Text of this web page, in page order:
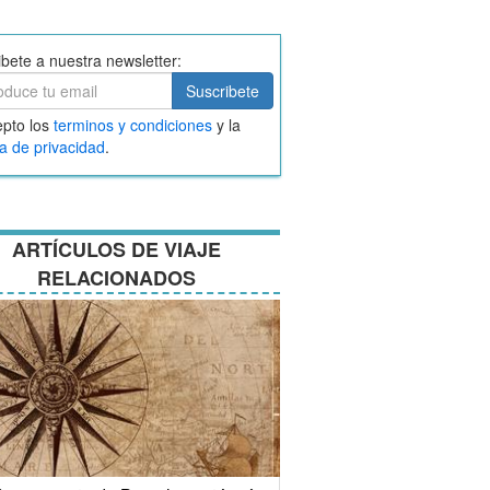
a nuestra newsletter:
Suscribete
los terminos y condiciones y la
de privacidad.
ARTÍCULOS DE VIAJE
RELACIONADOS